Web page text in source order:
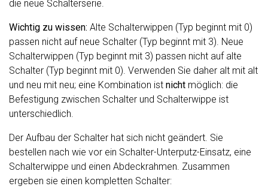
die neue Schalterserie.
Wichtig zu wissen: Alte Schalterwippen (Typ beginnt mit 0)
passen nicht auf neue Schalter (Typ beginnt mit 3). Neue
Schalterwippen (Typ beginnt mit 3) passen nicht auf alte
Schalter (Typ beginnt mit 0). Verwenden Sie daher alt mit alt
und neu mit neu; eine Kombination ist nicht möglich: die
Befestigung zwischen Schalter und Schalterwippe ist
unterschiedlich.
Der Aufbau der Schalter hat sich nicht geändert. Sie
bestellen nach wie vor ein Schalter-Unterputz-Einsatz, eine
Schalterwippe und einen Abdeckrahmen. Zusammen
ergeben sie einen kompletten Schalter: